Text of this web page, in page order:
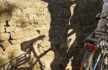
ACCUEIL▴▾
Notre AVF▴▾
Présentation
Nous contacter
Nos Activités▴▾
Adhérer▴▾